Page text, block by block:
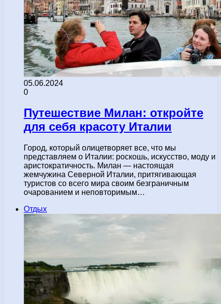
05.06.2024
0
Путешествие Милан: откройте
для себя красоту Италии
Город, который олицетворяет все, что мы
представляем о Италии: роскошь, искусство, моду и
аристократичность. Милан — настоящая
жемчужина Северной Италии, притягивающая
туристов со всего мира своим безграничным
очарованием и неповторимым…
Отдых